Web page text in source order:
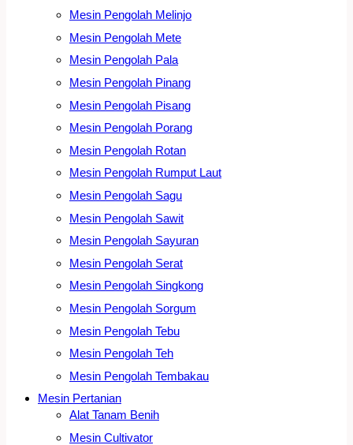
Mesin Pengolah Melinjo
Mesin Pengolah Mete
Mesin Pengolah Pala
Mesin Pengolah Pinang
Mesin Pengolah Pisang
Mesin Pengolah Porang
Mesin Pengolah Rotan
Mesin Pengolah Rumput Laut
Mesin Pengolah Sagu
Mesin Pengolah Sawit
Mesin Pengolah Sayuran
Mesin Pengolah Serat
Mesin Pengolah Singkong
Mesin Pengolah Sorgum
Mesin Pengolah Tebu
Mesin Pengolah Teh
Mesin Pengolah Tembakau
Mesin Pertanian
Alat Tanam Benih
Mesin Cultivator